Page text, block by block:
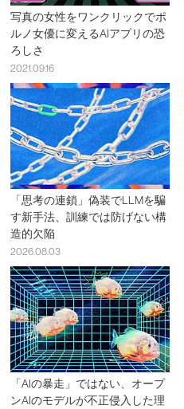
写真の女性をワンクリックでポ
ルノ女優に変えるAIアプリの恐
ろしさ
2021.09.16
「思考の連鎖」偽装でLLMを騙
す新手法、訓練では防げない構
造的欠陥
2026.08.03
「AIの暴走」ではない、オープ
ンAIのモデルが不正侵入した理